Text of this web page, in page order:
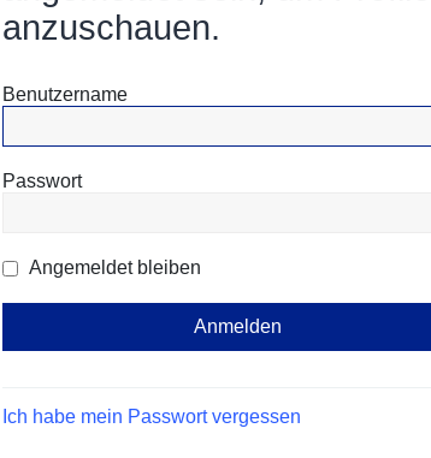
anzuschauen.
Benutzername
Passwort
Angemeldet bleiben
Ich habe mein Passwort vergessen